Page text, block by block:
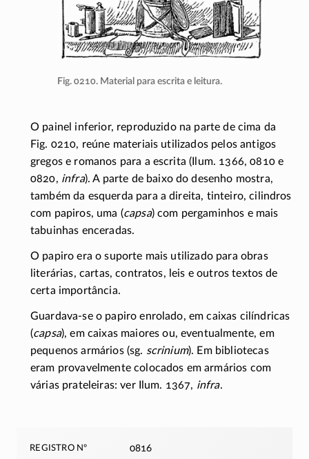
Fig. 0210. Material para escrita e leitura.
O painel inferior, reproduzido na parte de cima da
Fig. 0210, reúne materiais utilizados pelos antigos
gregos e romanos para a escrita (Ilum. 1366, 0810 e
0820, infra). A parte de baixo do desenho mostra,
também da esquerda para a direita, tinteiro, cilindros
com papiros, uma (capsa) com pergaminhos e mais
tabuinhas enceradas.
O papiro era o suporte mais utilizado para obras
literárias, cartas, contratos, leis e outros textos de
certa importância.
Guardava-seo papiro enrolado, em caixas cilíndricas
(capsa), em caixas maiores ou, eventualmente, em
pequenos armários (sg. scrinium). Em bibliotecas
eram provavelmente colocados em armários com
várias prateleiras: ver Ilum. 1367, infra.
registro nº 0816